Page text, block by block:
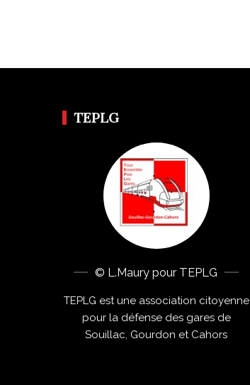
TEPLG
© L.Maury pour TEPLG
TEPLG est une association citoyenne
pour la défense des gares de
Souillac, Gourdon et Cahors